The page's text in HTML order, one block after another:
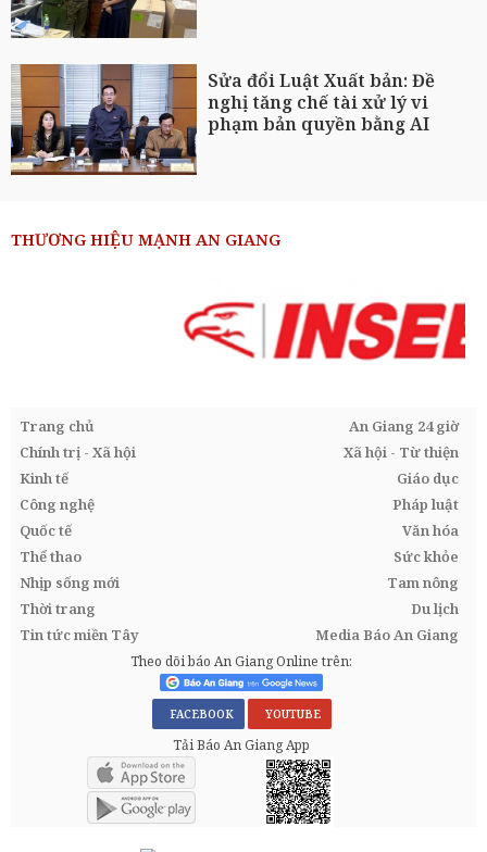
Sửa đổi Luật Xuất bản: Đề
nghị tăng chế tài xử lý vi
phạm bản quyền bằng AI
THƯƠNG HIỆU MẠNH AN GIANG
Trang chủ
An Giang 24 giờ
Chính trị - Xã hội
Xã hội - Từ thiện
Kinh tế
Giáo dục
Công nghệ
Pháp luật
Quốc tế
Văn hóa
Thể thao
Sức khỏe
Nhịp sống mới
Tam nông
Thời trang
Du lịch
Tin tức miền Tây
Media Báo An Giang
Theo dõi báo An Giang Online trên:
FACEBOOK YOUTUBE
Tải Báo An Giang App